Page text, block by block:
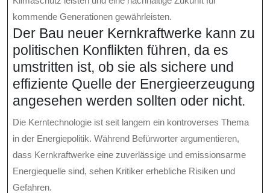
kommende Generationen gewährleisten.
Der Bau neuer Kernkraftwerke kann zu
politischen Konflikten führen, da es
umstritten ist, ob sie als sichere und
effiziente Quelle der Energieerzeugung
angesehen werden sollten oder nicht.
Die Kerntechnologie ist seit langem ein kontroverses Thema
in der Energiepolitik. Während Befürworter argumentieren,
dass Kernkraftwerke eine zuverlässige und emissionsarme
Energiequelle sind, sehen Kritiker erhebliche Risiken und
Gefahren.